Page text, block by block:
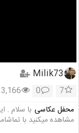
Milik73
7
0
محفل عکاسی با سلام .
مشاهده میکنید با